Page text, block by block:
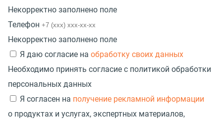
Некорректно заполнено поле
Телефон
Некорректно заполнено поле
Я даю согласие на обработку своих данных
Необходимо принять согласие с политикой обработки
персональных данных
Я согласен на получение рекламной информации
о продуктах и услугах, экспертных материалов,